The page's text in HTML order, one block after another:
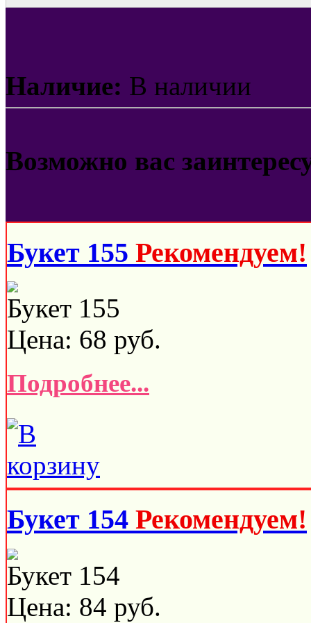
Наличие: В наличии
Возможно вас
Букет 155 Рекомендуем!
Букет 155
Цена: 68 руб.
Подробнее...
Букет 154 Рекомендуем!
Букет 154
Цена: 84 руб.